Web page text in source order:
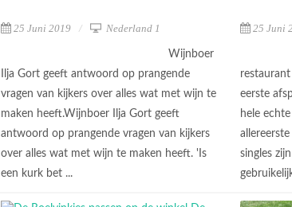
25 Juni 2019 Nederland 1
Wijnboer
Ilja Gort geeft antwoord op prangende
vragen van kijkers over alles wat met wijn te
maken heeft.Wijnboer Ilja Gort geeft
antwoord op prangende vragen van kijkers
over alles wat met wijn te maken heeft. 'Is
een kurk bet ...
25 Juni
eerste
hele
singles